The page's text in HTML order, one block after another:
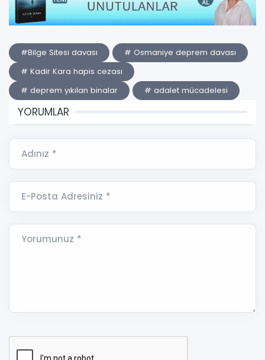
#Bilge Sitesi davası
# Osmaniye deprem davası
# Kadir Kara hapis cezası
# deprem yıkılan binalar
# adalet mücadelesi
YORUMLAR
Adınız *
E-Posta Adresiniz *
Yorumunuz *